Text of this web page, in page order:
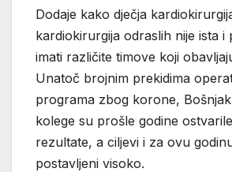
Dodaje kako dječja
kardiokirurgija odraslih nije ista i
imati različite timove koji
Unatoč brojnim prekidima
programa zbog korone,
kolege su prošle godine
rezultate, a ciljevi i za ovu
postavljeni visoko.